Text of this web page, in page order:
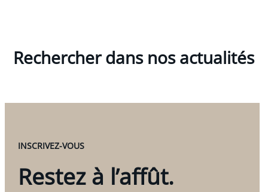
Rechercher dans nos actualités
INSCRIVEZ-VOUS
Restez à l’affût.